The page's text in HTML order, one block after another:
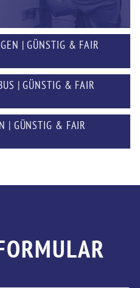
| GÜNSTIG & FAIR
| GÜNSTIG & FAIR
| GÜNSTIG & FAIR